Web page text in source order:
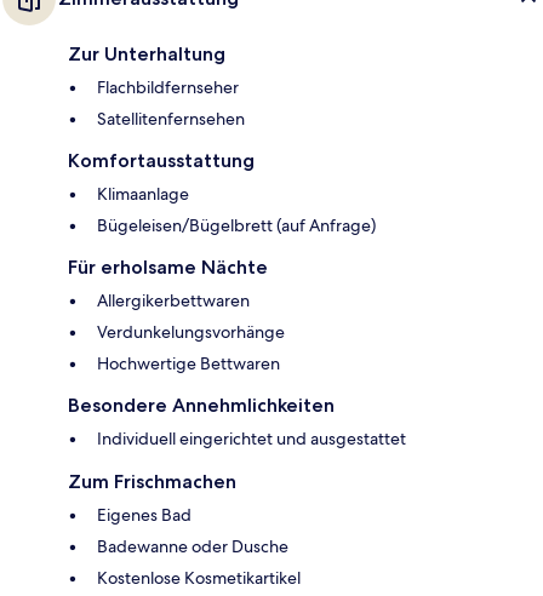
Zur Unterhaltung
Flachbildfernseher
Satellitenfernsehen
Komfortausstattung
Klimaanlage
Bügeleisen/Bügelbrett (auf Anfrage)
Für erholsame Nächte
Allergikerbettwaren
Verdunkelungsvorhänge
Hochwertige Bettwaren
Besondere Annehmlichkeiten
Individuell eingerichtet und ausgestattet
Zum Frischmachen
Eigenes Bad
Badewanne oder Dusche
Kostenlose Kosmetikartikel